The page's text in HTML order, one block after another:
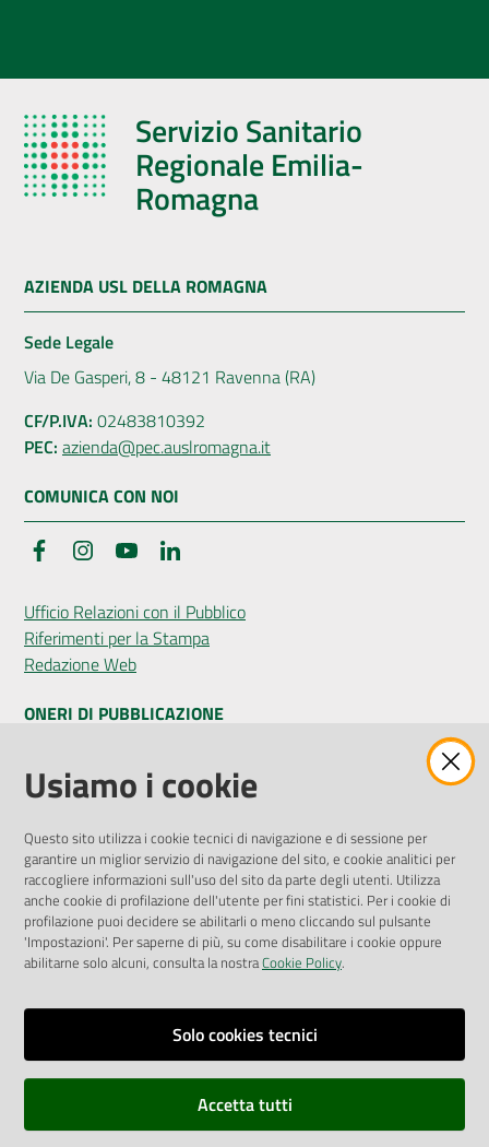
Servizio Sanitario
Regionale Emilia-
Romagna
AZIENDA USL DELLA ROMAGNA
Sede Legale
Via De Gasperi, 8 - 48121 Ravenna (RA)
CF/P.IVA: 02483810392
PEC: azienda@pec.auslromagna.it
COMUNICA CON NOI
FacebookInstagramYouTube
Ufficio Relazioni con il Pubblico
Riferimenti per la Stampa
Redazione Web
ONERI DI PUBBLICAZIONE
Amministrazione Trasparente
Pubblicità legale
Privacy Policy
Attuazione Misure PNRR
Liste di Attesa
ENTI, IMPRESE E PARTNER
Fatturazione Elettronica
Richiesta Patrocinio
Usiamo i cookie
Questo sito utilizza i cookie tecnici di navigazione e di sessione per
garantire un miglior servizio di navigazione del sito, e cookie analitici per
raccogliere informazioni sull'uso del sito da parte degli utenti. Utilizza
anche cookie di profilazione dell'utente per fini statistici. Per i cookie di
profilazione puoi decidere se abilitarli o meno cliccando sul pulsante
'Impostazioni'. Per saperne di più, su come disabilitare i cookie oppure
abilitarne solo alcuni, consulta la nostraCookie Policy.
Solo cookies tecnici
Accetta tutti